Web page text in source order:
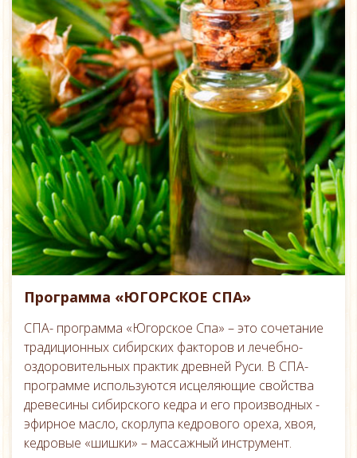
Программа «ЮГОРСКОЕ СПА»
СПА- программа «Югорское Спа» – это сочетание
традиционных сибирских факторов и лечебно-
оздоровительных практик древней Руси. В СПА-
программе используются исцеляющие свойства
древесины сибирского кедра и его производных -
эфирное масло, скорлупа кедрового ореха, хвоя,
кедровые «шишки» – массажный инструмент.